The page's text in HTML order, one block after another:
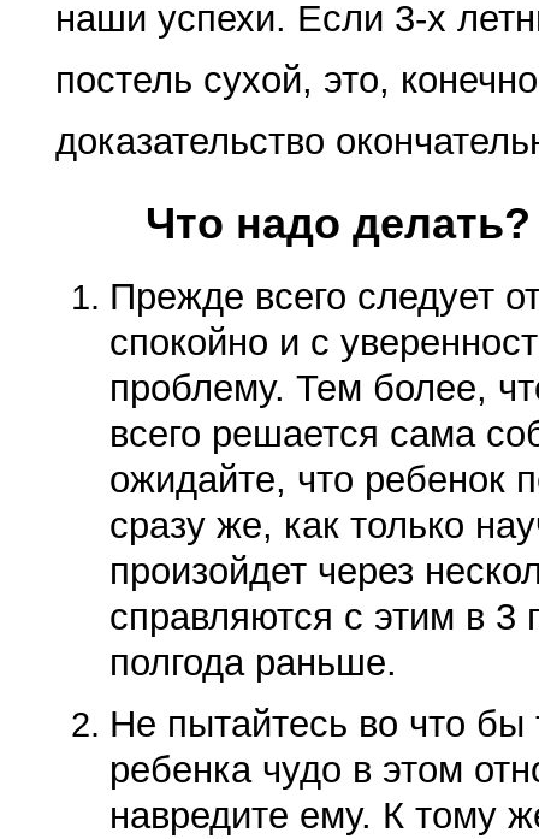
наши успехи. Если 3-х
постель сухой, это,
доказательство
Что надо
Прежде всего следует
спокойно и с
проблему. Тем более,
всего решается сама
ожидайте, что ребенок
сразу же, как только
произойдет через
справляются с этим в
полгода раньше.
Не пытайтесь во что бы
ребенка чудо в этом
навредите ему. К тому